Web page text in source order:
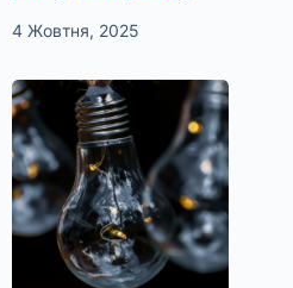
4 Жовтня, 2025